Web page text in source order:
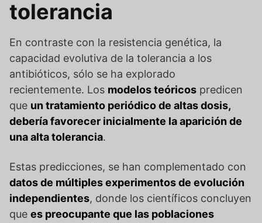
tolerancia
En contraste con la resistencia genética, la
capacidad evolutiva de la tolerancia a los
antibióticos, sólo se ha explorado
recientemente. Los modelos teóricos predicen
que un tratamiento periódico de altas dosis,
debería favorecer inicialmente la aparición de
una alta tolerancia.
Estas predicciones, se han complementado con
datos de múltiples experimentos de evolución
independientes, donde los científicos concluyen
que es preocupante que las poblaciones